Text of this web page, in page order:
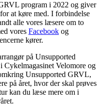
program i 2022 og giver
at køre med. I forbindelse
alle vores læsere om to
vores Facebook og
kører.
på Unsupported
Cykelmagasinet Velomore og
Unsupported GRVL,
på året, hvor der skal prøves
kan du læse mere om i